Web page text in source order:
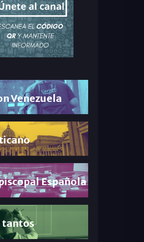
Venezuela
Española
tantos